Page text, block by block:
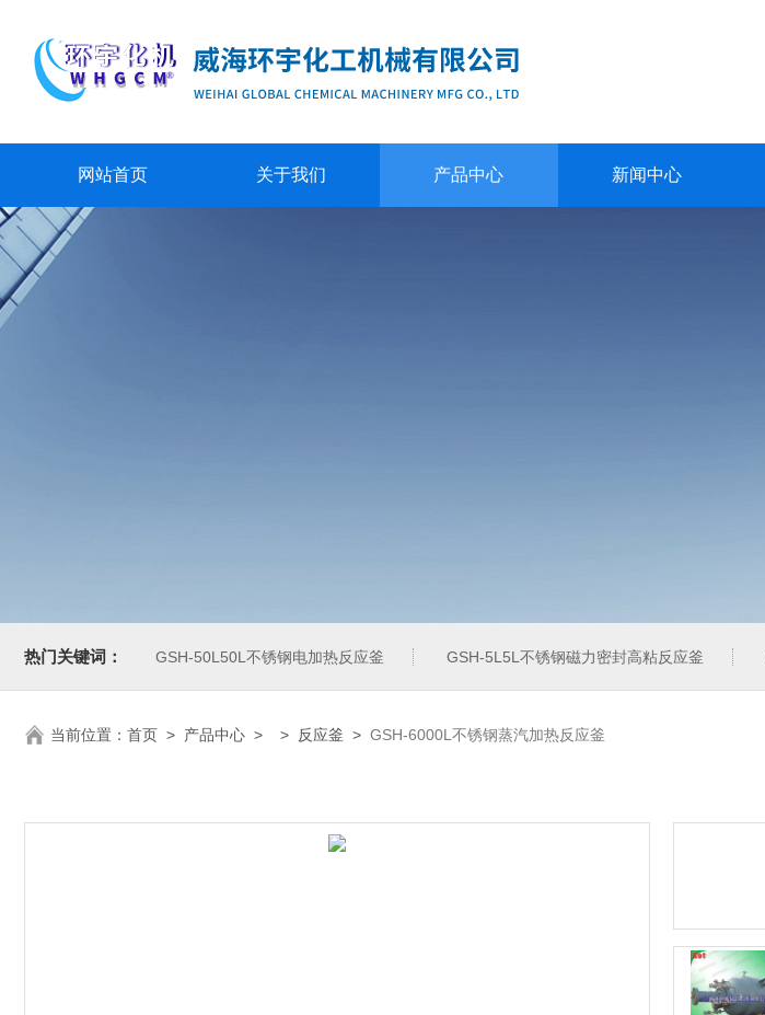
网站首页 关于我们 产品中心 新闻中心
热门关键词： GSH-50L50L不锈钢电加热反应釜 GSH-5L5L不锈钢磁力密封高粘反应釜
当前位置： 首页 > 产品中心 > > 反应釜 > GSH-6000L不锈钢蒸汽加热反应釜